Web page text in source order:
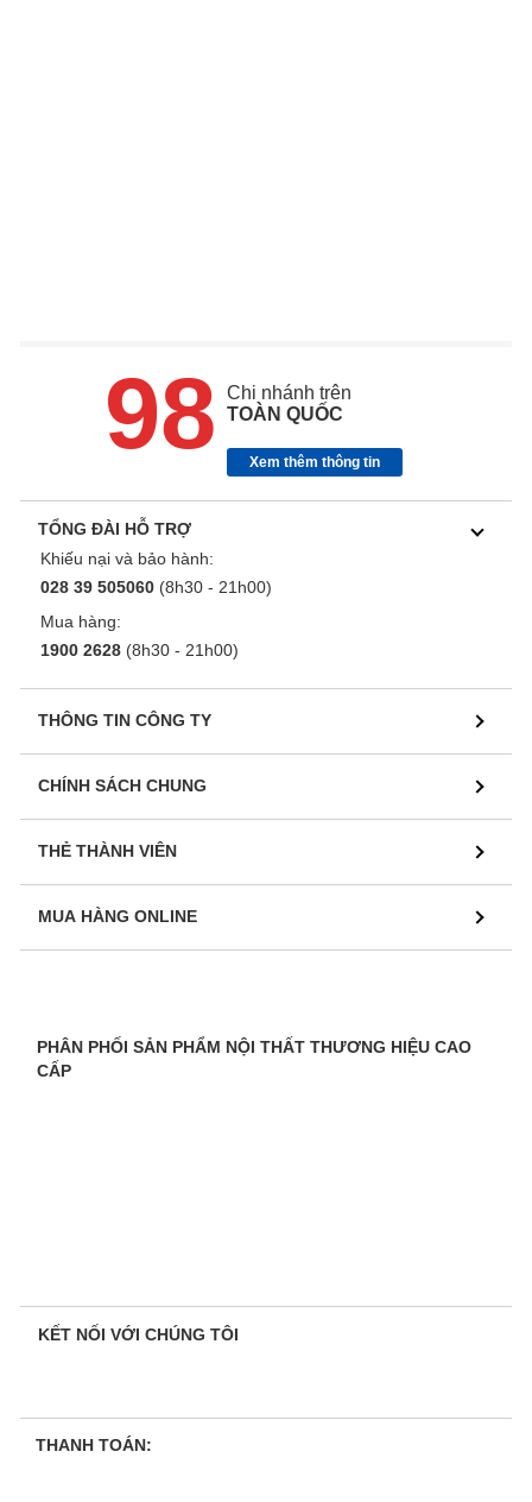
98
Chi nhánh trên
TOÀN QUỐC
Xem thêm thông tin
TỔNG ĐÀI HỖ TRỢ
Khiếu nại và bảo hành:
028 39 505060 (8h30 - 21h00)
Mua hàng:
1900 2628 (8h30 - 21h00)
THÔNG TIN CÔNG TY
CHÍNH SÁCH CHUNG
THẺ THÀNH VIÊN
MUA HÀNG ONLINE
PHÂN PHỐI SẢN PHẨM NỘI THẤT THƯƠNG HIỆU CAO
CẤP
KẾT NỐI VỚI CHÚNG TÔI
THANH TOÁN: